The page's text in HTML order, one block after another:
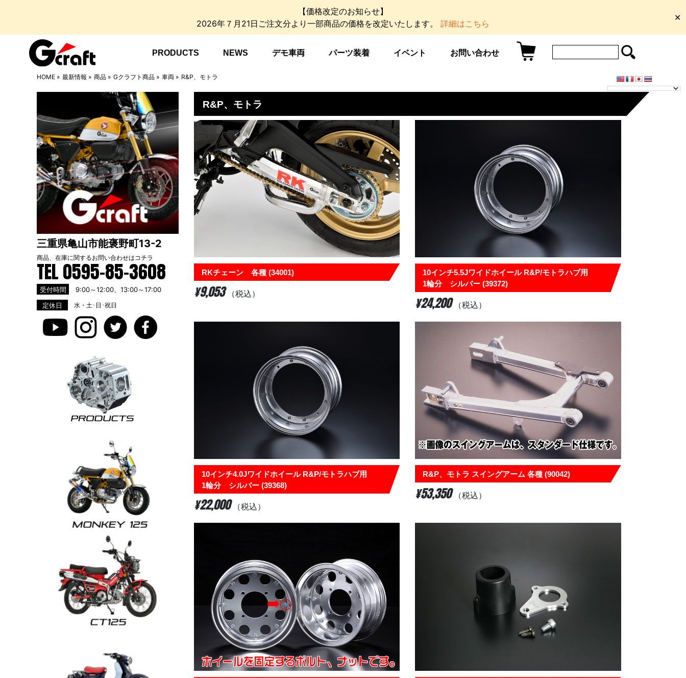
【価格改定のお知らせ】
2026年７月21日ご注文分より一部商品の価格を改定いたします。 詳細はこちら
✕
PRODUCTS NEWS デモ車両 パーツ装着 イベント お問い合わせ
HOME » 最新情報 » 商品 » Gクラフト商品 » 車両 » R&P、モトラ
三重県亀山市能褒野町13-2
商品、在庫に関するお問い合わせはコチラ
TEL 0595-85-3608
受付時間
9:00～12:00、13:00～17:00
定休日
水・土･日･祝日
R&P、モトラ
RKチェーン 各種 (34001)
¥9,053 （税込）
10インチ5.5Jワイドホイール R&P/モトラハブ用
1輪分 シルバー (39372)
¥24,200 （税込）
10インチ4.0Jワイドホイール R&P/モトラハブ用
1輪分 シルバー (39368)
¥22,000 （税込）
R&P、モトラ スイングアーム 各種 (90042)
¥53,350 （税込）